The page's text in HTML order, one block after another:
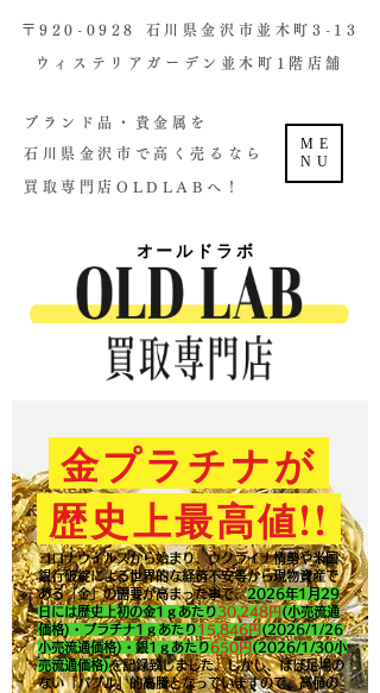
ME
NU
金プラチナが
歴史上最高値!!
コロナウイルスから始まり、ウクライナ情勢や米国
銀行破綻による世界的な経済不安等から現物資産で
ある「金」の需要が高まった事で、2026年1月29
日には歴史上初の金1ｇあたり30,248円 (小売流通
価格)・プラチナ1ｇあたり15,846円 (2026/1/26
小売流通価格)・銀1ｇあたり650円 (2026/1/30小
売流通価格)を記録致しました。​しかし、ほぼ足場の
ない「バブル」的高騰となっていますので、高値の
​〒920-0928 石川県金沢市並木町3-13
ウィステリアガーデン並木町1階店舗​
ブランド品・貴金属を
石川県金沢市で高く売るなら
買取専門店OLDLABへ！
オールドラボ